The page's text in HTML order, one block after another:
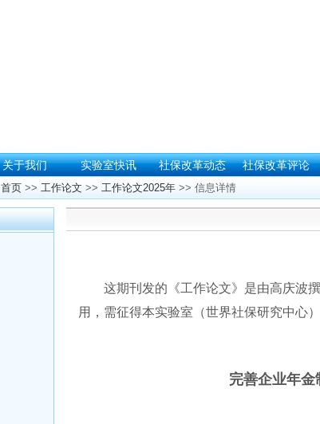
关于我们 实验室快讯 社保改革动态 社保改革评论
首页 >> 工作论文 >> 工作论文2025年 >> 信息详情
这期刊发的《工作论文》是由高庆波
用，需征得本实验室（世界社保研究中心
完善企业年金